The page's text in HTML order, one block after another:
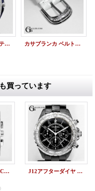
ヴァンガード ヨッティング V45SCDT アフターダイヤ カサブランカ ベルトバックル アフターダイヤ
買っています
HW アヴェニューCクロノグラフ 全面 アフターダイヤ J12アフターダイヤ クロノグラフ バゲットダイヤベゼル